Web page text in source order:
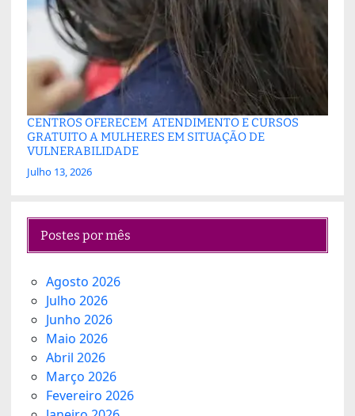
CENTROS OFERECEM ATENDIMENTO E CURSOS
GRATUITO A MULHERES EM SITUAÇÃO DE
VULNERABILIDADE
Julho 13, 2026
Postes por mês
Agosto 2026
Julho 2026
Junho 2026
Maio 2026
Abril 2026
Março 2026
Fevereiro 2026